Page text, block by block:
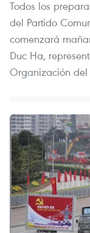
Todos los
del Partido
comenzará
Duc Ha,
Organización del